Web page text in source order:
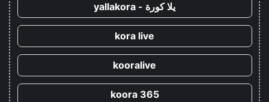
يلا كورة - yallakora
kora live
kooralive
koora 365